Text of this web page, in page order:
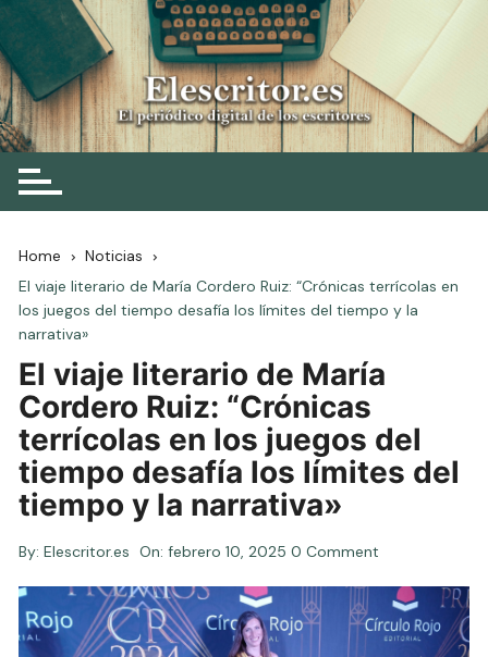
Skip
to
content
Elescritor.es
El periódico digital de los escritores
Home
Noticias
El viaje literario de María Cordero Ruiz: “Crónicas terrícolas en
los juegos del tiempo desafía los límites del tiempo y la
narrativa»
El viaje literario de María
Cordero Ruiz: “Crónicas
terrícolas en los juegos del
tiempo desafía los límites del
tiempo y la narrativa»
By: Elescritor.es On:febrero 10, 2025 0 Comment